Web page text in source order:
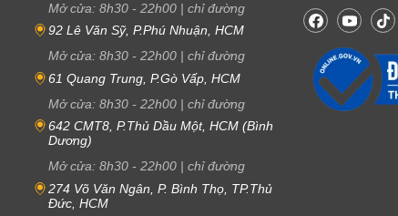
Mở cửa: 8h30 - 22h00 | chỉ đường
92 Lê Văn Sỹ, P.Phú Nhuận, HCM
Mở cửa: 8h30 - 22h00 | chỉ đường
61 Quang Trung, P.Gò Vấp, HCM
Mở cửa: 8h30 - 22h00 | chỉ đường
642 CMT8, P.Thủ Dầu Một, HCM (Bình
Dương)
Mở cửa: 8h30 - 22h00 | chỉ đường
274 Võ Văn Ngân, P. Bình Thọ, TP.Thủ
Đức, HCM